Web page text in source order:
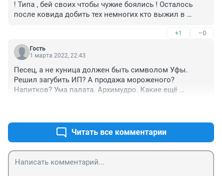
! Типа , бей своих чтобы чужие боялись ! Осталось
после ковида добить тех немногих кто выжил в
+1 –0
Гость
1 марта 2022, 22:43
Песец, а не куница должен быть символом Уфы.
Решил загубить ИП? А продажа мороженого?
Напитков? Ума палата. Архимудро. Какие ещë
Читать все комментарии